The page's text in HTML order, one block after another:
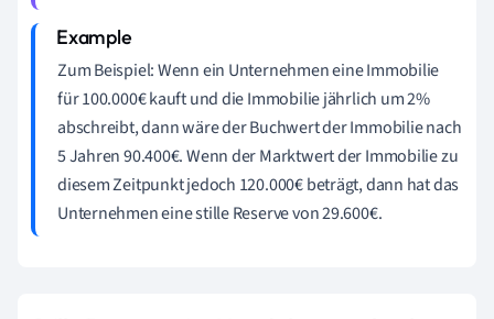
Zum Beispiel: Wenn ein Unternehmen eine Immobilie
für 100.000€ kauft und die Immobilie jährlich um 2%
abschreibt, dann wäre der Buchwert der Immobilie nach
5 Jahren 90.400€. Wenn der Marktwert der Immobilie zu
diesem Zeitpunkt jedoch 120.000€ beträgt, dann hat das
Unternehmen eine stille Reserve von 29.600€.